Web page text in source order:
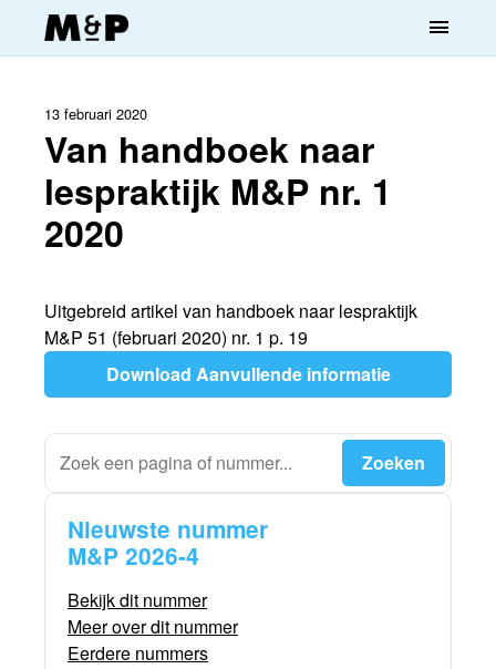
menu
13 februari 2020
Van handboek naar
lespraktijk M&P nr. 1
2020
Uitgebreid artikel van handboek naar lespraktijk
M&P 51 (februari 2020) nr. 1 p. 19
Download Aanvullende informatie
Nieuwste nummer
M&P 2026-4
Bekijk dit nummer
Meer over dit nummer
Eerdere nummers